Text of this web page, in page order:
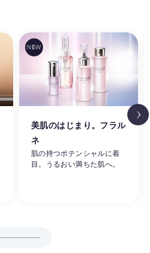
美肌のはじまり。フラル
ネ
肌の持つポテンシャルに着
目。うるおい満ちた肌へ。